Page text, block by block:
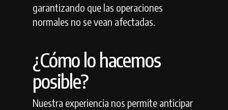
garantizando que las operaciones
normales no se vean afectadas.
¿Cómo lo hacemos
posible?
Nuestra experiencia nos permite anticipar